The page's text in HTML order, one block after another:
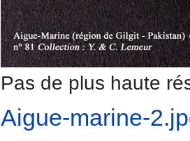
Pas de plus haute
Aigue-marine-